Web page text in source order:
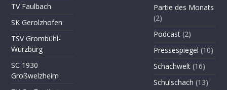
TV Faulbach
SK Gerolzhofen
TSV Grombühl-
Würzburg
SC 1930
Großwelzheim
Partie des Monats
(2)
Podcast (2)
Pressespiegel (10)
Schachwelt (16)
Schulschach (13)